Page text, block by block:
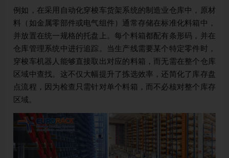
例如，在采用自动化穿梭车货架系统的制造业仓库中，原材
料（如金属零部件或电气组件）通常存储在标准化料箱中，
并放置在统一规格的托盘上。每个料箱都配有条形码，并在
仓库管理系统中进行追踪。当生产线需要某个特定零件时，
穿梭车机器人能够直接取出对应的料箱，而无需在整个仓库
区域中查找。这不仅大幅提升了拣选效率，还简化了库存盘
点流程，因为检查只需针对单个料箱，而不必核对整个库存
区域。